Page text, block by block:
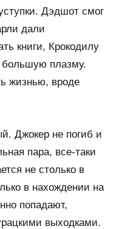
Дэдшот смог
дали
книги, Крокодилу
большую плазму.
жизнью, вроде
Джокер не погиб и
пара, все-таки
не столько в
в нахождении на
попадают,
выходками.